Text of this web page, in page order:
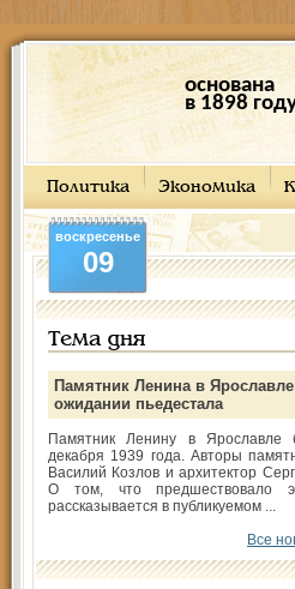
основана
в 1898
Политика Экономика
воскресенье
09
Тема дня
Памятник Ленина в
ожидании пьедестала
Памятник Ленину в Ярославле
декабря 1939 года. Авторы
Василий Козлов и архитектор
О том, что предшествовало
рассказывается в публикуемом ...
Все